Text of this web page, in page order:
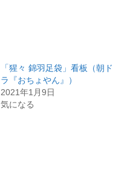
「猩々 錦羽足袋」看板（朝ド
ラ『おちょやん』）
2021年1月9日
気になる